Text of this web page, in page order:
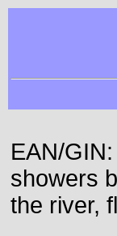
EAN/
showers
the river,